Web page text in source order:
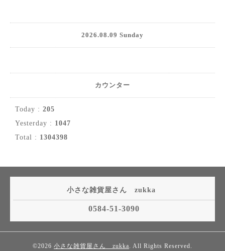
2026.08.09 Sunday
カウンター
Today : 205
Yesterday : 1047
Total : 1304398
小さな雑貨屋さん zukka
0584-51-3090
©2026 小さな雑貨屋さん zukka. All Rights Reserved.